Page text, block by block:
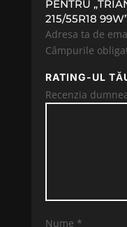
PENTRU
215/55R18
Adresa ta de
Câmpurile
RATING-UL
Recenzia
Nume *